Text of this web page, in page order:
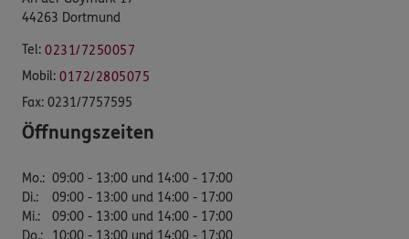
44263 Dortmund
Tel: 0231/7250057
Mobil: 0172/2805075
Fax: 0231/7757595
Öffnungszeiten
Mo.: 09:00 - 13:00 und 14:00 - 17:00
Di.:
09:00 - 13:00 und 14:00 - 17:00
Mi.:
09:00 - 13:00 und 14:00 - 17:00